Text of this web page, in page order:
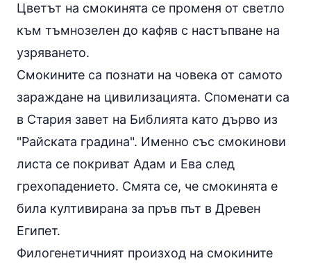
Цветът на смокинята се променя от светло
към тъмнозелен до кафяв с настъпване на
узряването.
Смокините са познати на човека от самото
зараждане на цивилизацията. Споменати са
в Стария завет на Библията като дърво из
"Райската градина". Именно със смокинови
листа се покриват Адам и Ева след
грехопадението. Смята се, че смокинята е
била култивирана за пръв път в Древен
Египет.
Филогенетичният произход на смокините